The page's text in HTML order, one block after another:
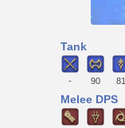
Tank
- 90 81
Melee DPS